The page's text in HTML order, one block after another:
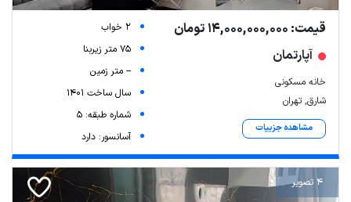
قیمت: 14,000,000,000 تومان
آپارتمان
خانه مسکونی
شارق, تهران
مشاهده جزییات
2 خواب
75 متر زیربنا
-- متر زمین
سال ساخت 1401
شماره طبقه: 5
آسانسور: دارد
4 تصویر